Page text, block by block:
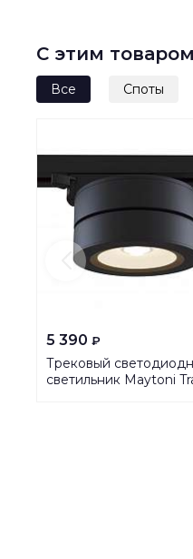
С этим
Все Споты
5 390 ₽
Трековый
светильник Maytoni